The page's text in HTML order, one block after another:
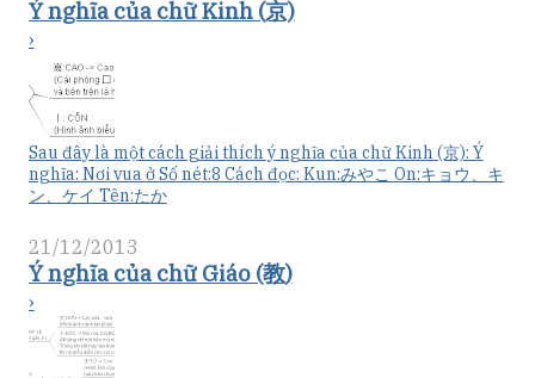
Ý nghĩa của chữ Kinh (京)
›
Sau đây là một cách giải thích ý nghĩa của chữ Kinh (京): Ý
nghĩa: Nơi vua ở Số nét:8 Cách đọc: Kun:みやこ On:キョウ、キ
ン、ケイ Tên:たか
21/12/2013
Ý nghĩa của chữ Giáo (教)
›